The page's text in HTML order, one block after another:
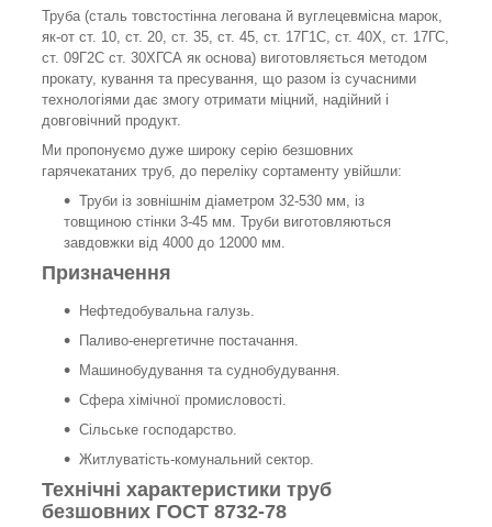
Труба (сталь товстостінна легована й вуглецевмісна марок,
як-от ст. 10, ст. 20, ст. 35, ст. 45, ст. 17Г1С, ст. 40Х, ст. 17ГС,
ст. 09Г2С ст. 30ХГСА як основа) виготовляється методом
прокату, кування та пресування, що разом із сучасними
технологіями дає змогу отримати міцний, надійний і
довговічний продукт.
Ми пропонуємо дуже широку серію безшовних
гарячекатаних труб, до переліку сортаменту увійшли:
Труби із зовнішнім діаметром 32-530 мм, із
товщиною стінки 3-45 мм. Труби виготовляються
завдовжки від 4000 до 12000 мм.
Призначення
Нефтедобувальна галузь.
Паливо-енергетичне постачання.
Машинобудування та суднобудування.
Сфера хімічної промисловості.
Сільське господарство.
Житлуватість-комунальний сектор.
Технічні характеристики труб
безшовних ГОСТ 8732-78